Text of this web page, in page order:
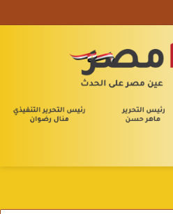
علامة استفهام